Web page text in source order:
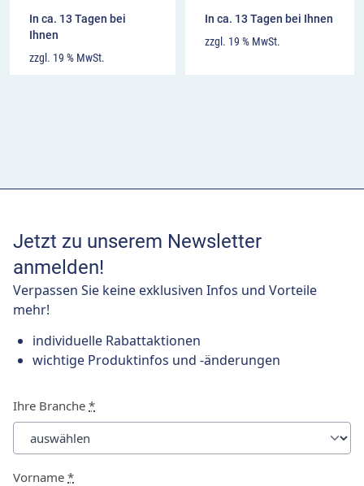
In ca. 13 Tagen bei
Ihnen
zzgl. 19 % MwSt.
In ca. 13 Tagen bei Ihnen
zzgl. 19 % MwSt.
Jetzt zu unserem Newsletter
anmelden!
Verpassen Sie keine exklusiven Infos und Vorteile
mehr!
individuelle Rabattaktionen
wichtige Produktinfos und -änderungen
Ihre Branche *
Vorname *